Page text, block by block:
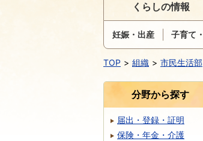
くらしの情報
妊娠・出産 子育て
TOP 組織 市民生活部
分野から探す
届出・登録・証明
保険・年金・介護